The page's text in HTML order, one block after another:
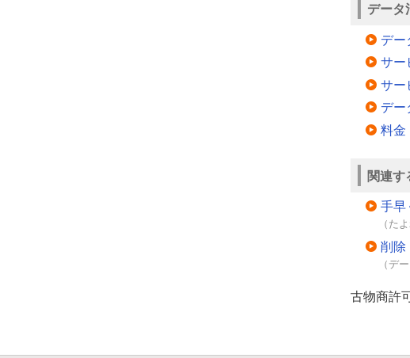
データ
デー
サー
サー
デー
料金
関連す
手早
（た
削除
（デ
古物商許